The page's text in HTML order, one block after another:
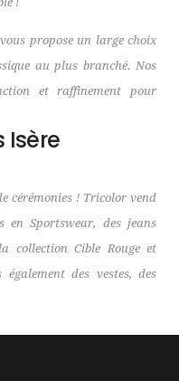
propose un large choix
au plus branché. Nos
et raffinement pour
Isère
cérémonies ! Tricolor vend
en Sportswear, des jeans
collection Cible Rouge et
des vestes, des